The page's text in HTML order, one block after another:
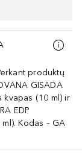
produktų
GISADA
kvapas (10 ml) ir
EDP
Kodas – GA